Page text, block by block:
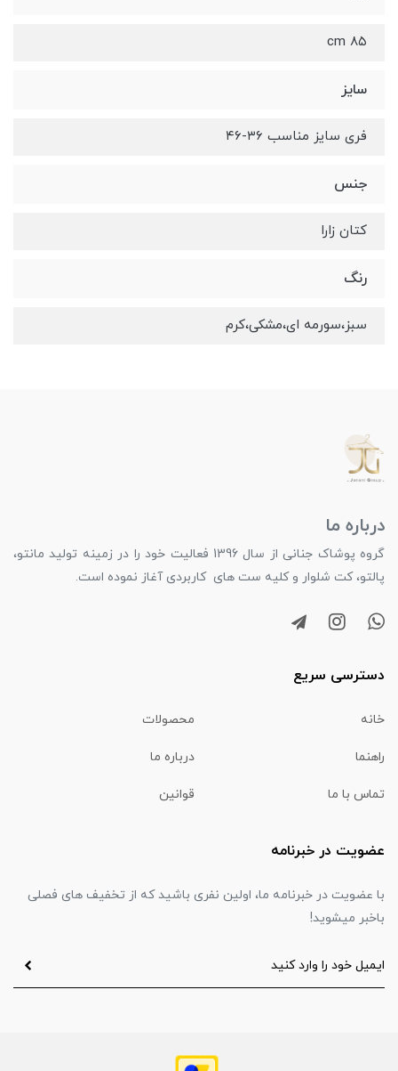
۸۵ cm
سایز
فری سایز مناسب ۳۶-۴۶
جنس
کتان زارا
رنگ
سبز،سورمه ای،مشکی،کرم
درباره ما
گروه پوشاک جنانی از سال 1396 فعالیت خود را در زمینه تولید مانتو،
پالتو، کت شلوار و کلیه ست های کاربردی آغاز نموده است.
دسترسی سریع
خانه محصولات
راهنما درباره ما
تماس با ما قوانین
عضویت در خبرنامه
با عضویت در خبرنامه ما، اولین نفری باشید که از تخفیف های فصلی
باخبر میشوید!